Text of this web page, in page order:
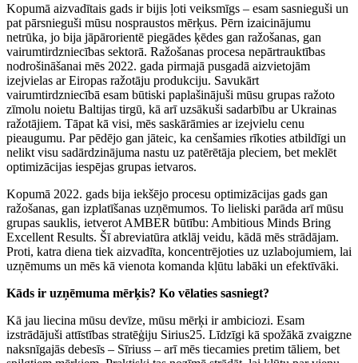
Kopumā aizvadītais gads ir bijis ļoti veiksmīgs – esam sasnieguši un
pat pārsnieguši mūsu nospraustos mērķus. Pērn izaicinājumu
netrūka, jo bija jāpārorientē piegādes ķēdes gan ražošanas, gan
vairumtirdzniecības sektorā. Ražošanas procesa nepārtrauktības
nodrošināšanai mēs 2022. gada pirmajā pusgadā aizvietojām
izejvielas ar Eiropas ražotāju produkciju. Savukārt
vairumtirdzniecībā esam būtiski paplašinājuši mūsu grupas ražoto
zīmolu noietu Baltijas tirgū, kā arī uzsākuši sadarbību ar Ukrainas
ražotājiem. Tāpat kā visi, mēs saskārāmies ar izejvielu cenu
pieaugumu. Par pēdējo gan jāteic, ka cenšamies rīkoties atbildīgi un
nelikt visu sadārdzinājuma nastu uz patērētāja pleciem, bet meklēt
optimizācijas iespējas grupas ietvaros.
Kopumā 2022. gads bija iekšējo procesu optimizācijas gads gan
ražošanas, gan izplatīšanas uzņēmumos. To lieliski parāda arī mūsu
grupas sauklis, ietverot AMBER būtību: Ambitious Minds Bring
Excellent Results. Šī abreviatūra atklāj veidu, kādā mēs strādājam.
Proti, katra diena tiek aizvadīta, koncentrējoties uz uzlabojumiem, lai
uzņēmums un mēs kā vienota komanda kļūtu labāki un efektīvāki.
Kāds ir uzņēmuma mērķis? Ko vēlaties sasniegt?
Kā jau liecina mūsu devīze, mūsu mērķi ir ambiciozi. Esam
izstrādājuši attīstības stratēģiju Sirius25. Līdzīgi kā spožākā zvaigzne
naksnīgajās debesīs – Sīriuss – arī mēs tiecamies pretim tāliem, bet